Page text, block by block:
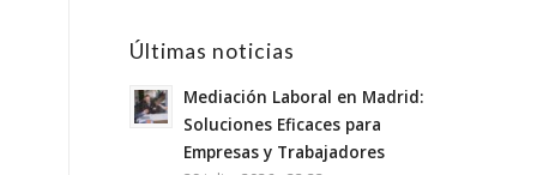
Últimas noticias
Mediación Laboral en Madrid:
Soluciones Eficaces para
Empresas y Trabajadores